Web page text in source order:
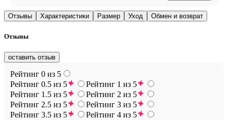
Отзывы Характеристики Размер Уход Обмен и возврат
Отзывы
оставить отзыв
Рейтинг 0 из 5
Рейтинг 0.5 из 5
Рейтинг 1 из 5
Рейтинг 1.5 из 5
Рейтинг 2 из 5
Рейтинг 2.5 из 5
Рейтинг 3 из 5
Рейтинг 3.5 из 5
Рейтинг 4 из 5